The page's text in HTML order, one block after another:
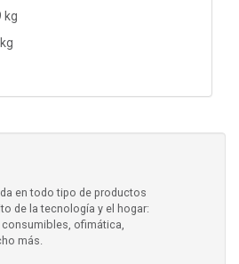
kg
en todo tipo de productos
de la tecnología y el hogar:
ofimática,
más.